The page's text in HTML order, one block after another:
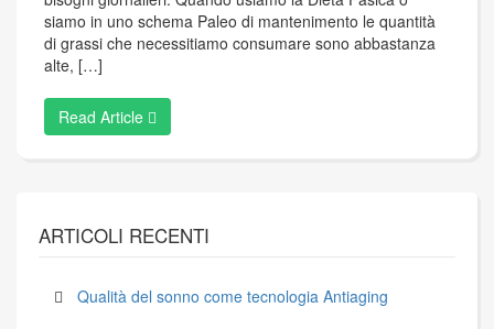
siamo in uno schema Paleo di mantenimento le quantità
di grassi che necessitiamo consumare sono abbastanza
alte, […]
Read Article
ARTICOLI RECENTI
Qualità del sonno come tecnologia Antiaging